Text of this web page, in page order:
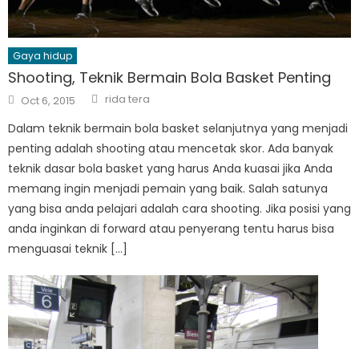
Gaya hidup
Shooting, Teknik Bermain Bola Basket Penting
Posted
on
Oct 6, 2015 Author
rida tera
Dalam teknik bermain bola basket selanjutnya yang menjadi
penting adalah shooting atau mencetak skor. Ada banyak
teknik dasar bola basket yang harus Anda kuasai jika Anda
memang ingin menjadi pemain yang baik. Salah satunya
yang bisa anda pelajari adalah cara shooting. Jika posisi yang
anda inginkan di forward atau penyerang tentu harus bisa
menguasai teknik […]